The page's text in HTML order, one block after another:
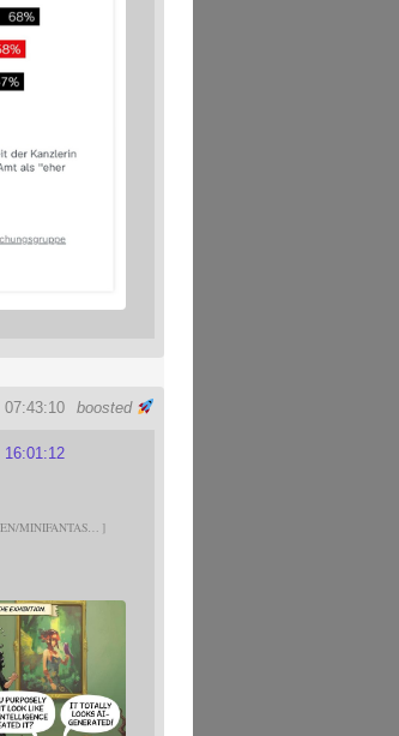
boosted
07:43:10
16:01:12
MINIFANTAS